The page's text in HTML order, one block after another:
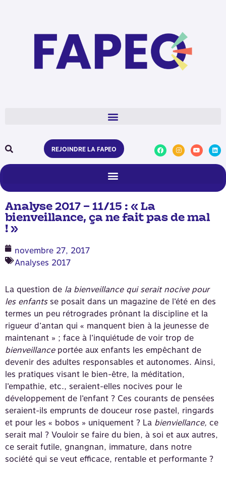
REJOINDRE LA FAPEO
Analyse 2017 – 11/15 : « La
bienveillance, ça ne fait pas de mal
! »
novembre 27, 2017
Analyses 2017
La question de la bienveillance qui serait nocive pour
les enfants se posait dans un magazine de l’été en des
termes un peu rétrogrades prônant la discipline et la
rigueur d’antan qui « manquent bien à la jeunesse de
maintenant » ; face à l’inquiétude de voir trop de
bienveillanceportée aux enfants les empêchant de
devenir des adultes responsables et autonomes. Ainsi,
les pratiques visant le bien-être, la méditation,
l’empathie, etc., seraient-elles nocives pour le
développement de l’enfant ? Ces courants de pensées
seraient-ils emprunts de douceur rose pastel, ringards
et pour les « bobos » uniquement ? La bienviellance, ce
serait mal ? Vouloir se faire du bien, à soi et aux autres,
ce serait futile, gnangnan, immature, dans notre
société qui se veut efficace, rentable et performante ?